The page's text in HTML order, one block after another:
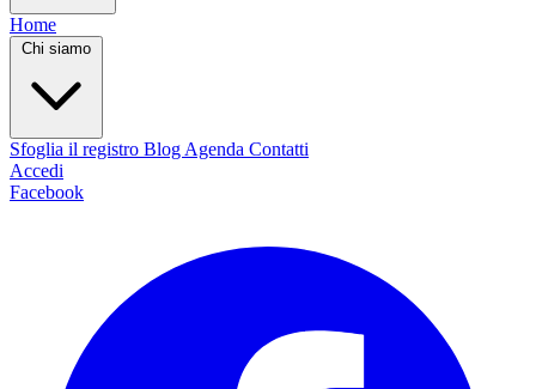
Home
Chi siamo
Sfoglia il registro Blog Agenda Contatti
Accedi
Facebook